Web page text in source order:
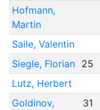
Hofmann,
Martin
Saile, Valentin
Siegle, Florian
25
Lutz, Herbert
Goldinov,
31